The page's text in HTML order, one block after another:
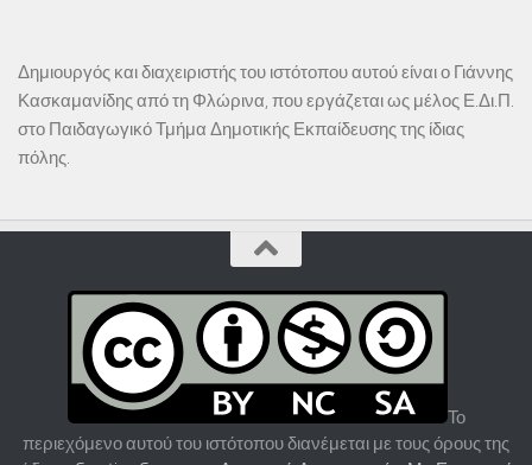
Δημιουργός και διαχειριστής του ιστότοπου αυτού είναι ο Γιάννης
Κασκαμανίδης από τη Φλώρινα, που εργάζεται ως μέλος Ε.Δι.Π.
στο Παιδαγωγικό Τμήμα Δημοτικής Εκπαίδευσης της ίδιας
πόλης.
Το
περιεχόμενο αυτού του ιστότοπου διανέμεται με τους όρους της